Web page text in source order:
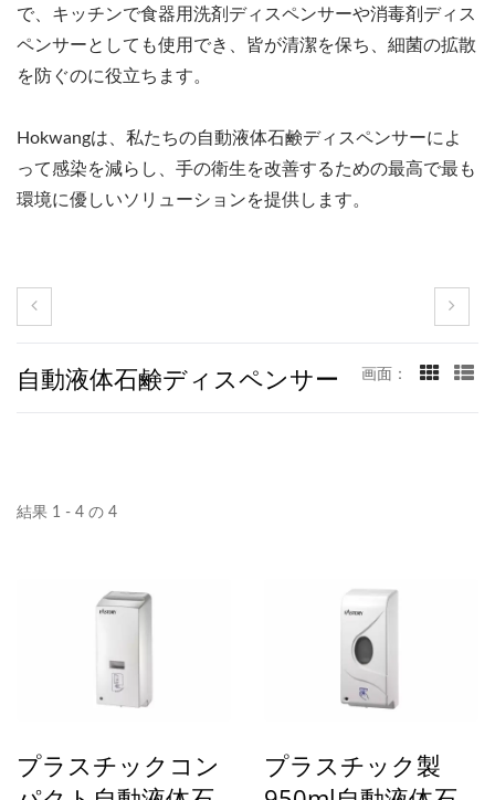
で、キッチンで食器用洗剤ディスペンサーや消毒剤ディス
ペンサーとしても使用でき、皆が清潔を保ち、細菌の拡散
を防ぐのに役立ちます。
Hokwangは、私たちの自動液体石鹸ディスペンサーによ
って感染を減らし、手の衛生を改善するための最高で最も
環境に優しいソリューションを提供します。
自動液体石鹸ディスペンサー 画面：
結果 1 - 4 の 4
プラスチックコン
プラスチック製